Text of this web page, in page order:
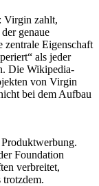
Virgin zahlt,
genaue
zentrale Eigenschaft
als jeder
Die Wikipedia-
von Virgin
bei dem Aufbau
Foundation
verbreitet,